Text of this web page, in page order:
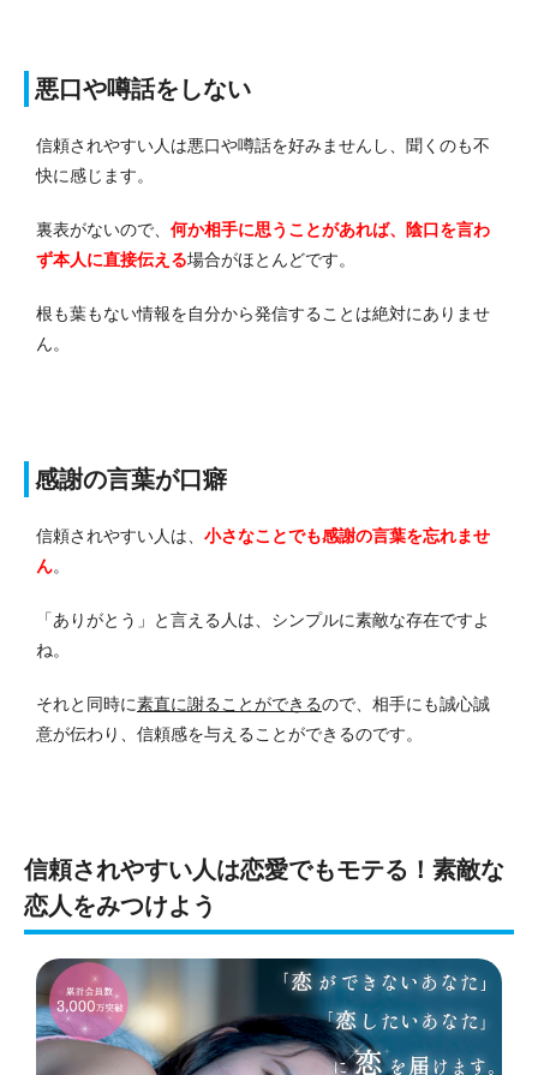
悪口や噂話をしない
信頼されやすい人は悪口や噂話を好みませんし、聞くのも不
快に感じます。
裏表がないので、 何か相手に思うことがあれば、陰口を言わ
ず本人に直接伝える場合がほとんどです。
根も葉もない情報を自分から発信することは絶対にありませ
ん。
感謝の言葉が口癖
信頼されやすい人は、 小さなことでも感謝の言葉を忘れませ
ん。
「ありがとう」と言える人は、シンプルに素敵な存在ですよ
ね。
それと同時に素直に謝ることができるので、相手にも誠心誠
意が伝わり、信頼感を与えることができるのです。
信頼されやすい人は恋愛でもモテる！素敵な
恋人をみつけよう